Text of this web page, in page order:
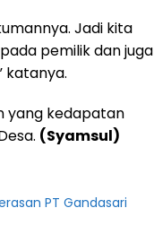
Jadi kita
pemilik dan juga
katanya.
yang kedapatan
(Syamsul)
PT Gandasari